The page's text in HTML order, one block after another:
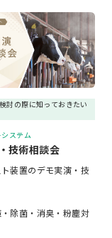
討の際に知っておきたい
ステム
技術相談会
ト装置のデモ実演・技
・除菌・消臭・粉塵対